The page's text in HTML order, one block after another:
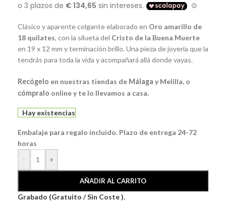
Clásico y aparente colgante elaborado en Oro amarillo de
18 quilates, con la silueta del Cristo de la Buena Muerte
en 19 x 12 mm y terminación brillo. Una pieza de joyería que la
tendrás para toda la vida y acompañará allá donde vayas.
Recógelo en nuestras tiendas de Málaga y Melilla, o
cómpralo online y te lo llevamos a casa.
Hay existencias
Embalaje para regalo incluido. Plazo de entrega 24-72
horas
-
+
AÑADIR AL CARRITO
Grabado (Gratuito / Sin Coste ).